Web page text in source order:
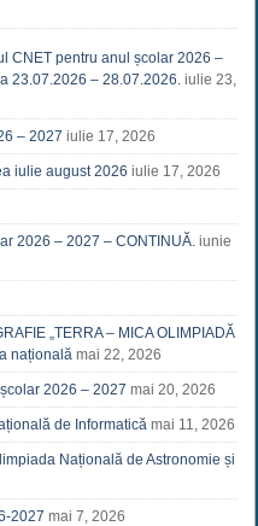
CNET pentru anul școlar 2026 –
23.07.2026 – 28.07.2026. iulie 23,
– 2027 iulie 17, 2026
iulie august 2026 iulie 17, 2026
2026 – 2027 – CONTINUĂ. iunie
„TERRA – MICA OLIMPIADĂ
națională mai 22, 2026
2026 – 2027 mai 20, 2026
de Informatică mai 11, 2026
Națională de Astronomie și
2027 mai 7, 2026